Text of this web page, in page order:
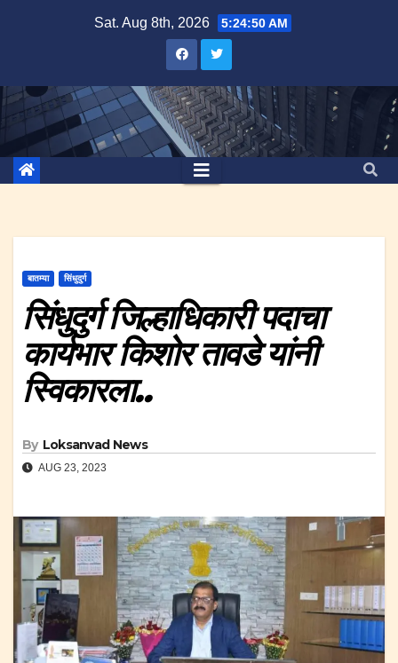
Sat. Aug 8th, 2026 5:24:51 AM
बातम्या सिंधुदुर्ग
सिंधुदुर्ग जिल्हाधिकारी पदाचा
कार्यभार किशोर तावडे यांनी
स्विकारला..
By Loksanvad News
AUG 23, 2023